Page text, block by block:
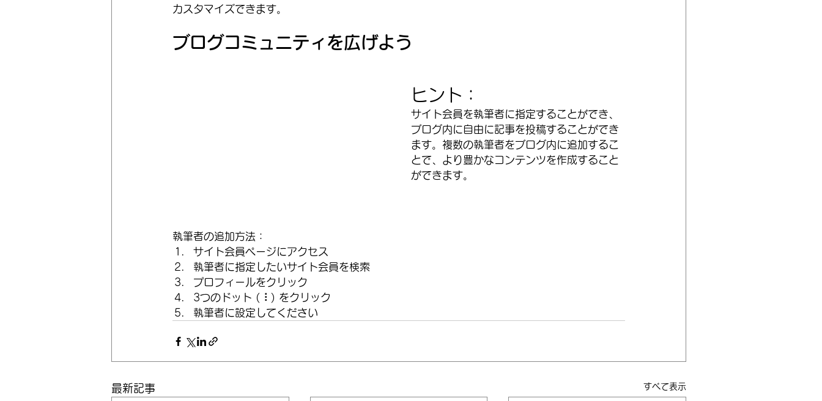
カスタマイズできます。
ブログコミュニティを広げよう
ヒント：
サイト会員を執筆者に指定することができ、
ブログ内に自由に記事を投稿することができ
ます。複数の執筆者をブログ内に追加するこ
とで、より豊かなコンテンツを作成すること
ができます。
執筆者の追加方法：
サイト会員ページにアクセス
執筆者に指定したいサイト会員を検索
プロフィールをクリック
3つのドット ( ⠇) をクリック
執筆者に設定してください
最新記事 すべて表示